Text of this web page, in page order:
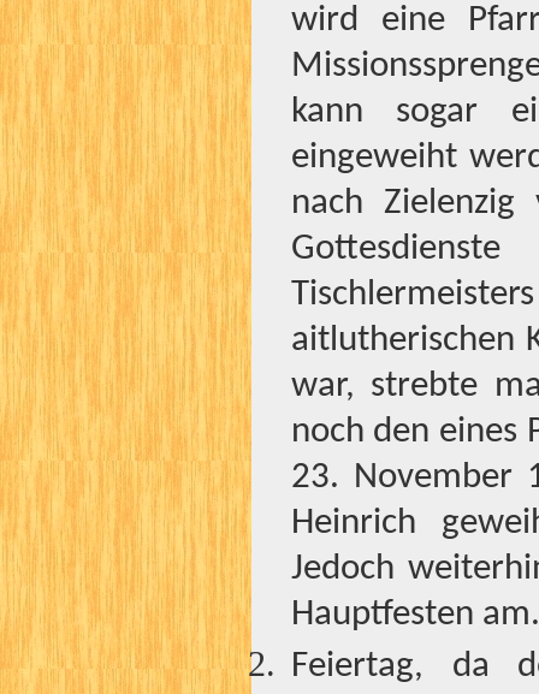
wird eine
kann sogar
eingeweiht
nach
aitlutherischen
war, strebte
noch den eines
23. November
Heinrich
Jedoch
Hauptfesten am.
Feiertag, da